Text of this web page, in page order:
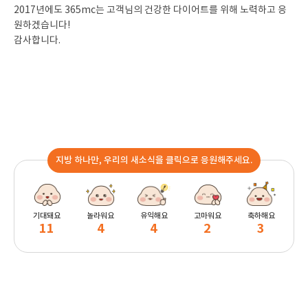
2017년에도 365mc는 고객님의 건강한 다이어트를 위해 노력하고 응
원하겠습니다!
감사합니다.
지방 하나만, 우리의 새소식을 클릭으로 응원해주세요.
기대돼요
11
놀라워요
4
유익해요
4
고마워요
2
축하해요
3